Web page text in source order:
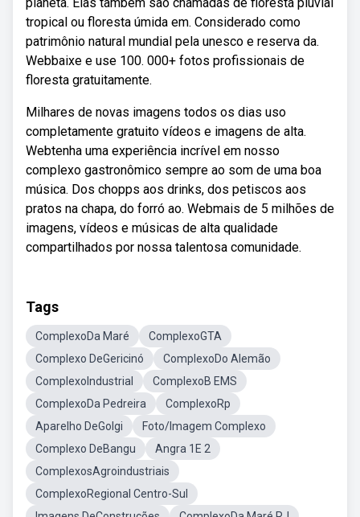
tropical ou floresta úmida em. Considerado como
patrimônio natural mundial pela unesco e reserva da.
Webbaixe e use 100. 000+ fotos profissionais de
floresta gratuitamente.
Milhares de novas imagens todos os dias uso
completamente gratuito vídeos e imagens de alta.
Webtenha uma experiência incrível em nosso
complexo gastronômico sempre ao som de uma boa
música. Dos chopps aos drinks, dos petiscos aos
pratos na chapa, do forró ao. Webmais de 5 milhões de
imagens, vídeos e músicas de alta qualidade
compartilhados por nossa talentosa comunidade.
Tags
ComplexoDa Maré
ComplexoGTA
Complexo DeGericinó
ComplexoDo Alemão
ComplexoIndustrial
ComplexoB EMS
ComplexoDa Pedreira
ComplexoRp
Aparelho DeGolgi
Foto/Imagem Complexo
Complexo DeBangu
Angra 1E 2
ComplexosAgroindustriais
ComplexoRegional Centro-Sul